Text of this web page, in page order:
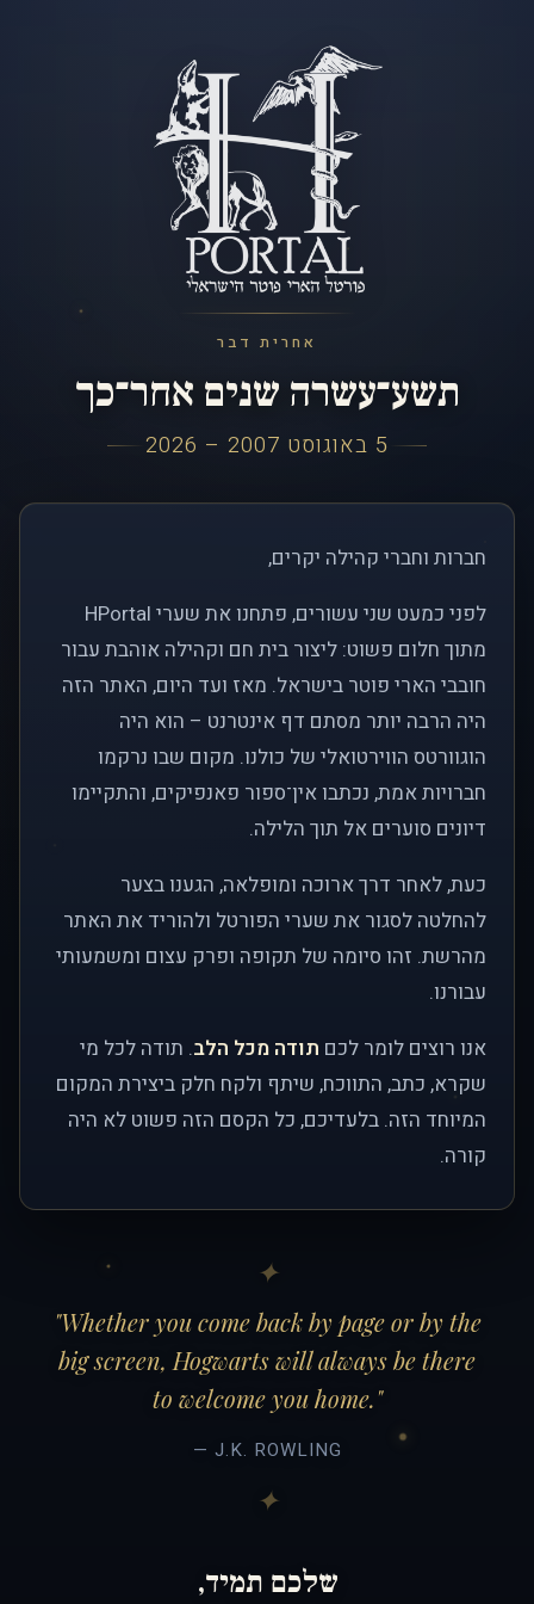
אחרית דבר
תשע־עשרה שנים אחר־כך
5 באוגוסט 2007 – 2026
חברות וחברי קהילה יקרים,
לפני כמעט שני עשורים, פתחנו את שערי HPortal
מתוך חלום פשוט: ליצור בית חם וקהילה אוהבת עבור
חובבי הארי פוטר בישראל. מאז ועד היום, האתר הזה
היה הרבה יותר מסתם דף אינטרנט – הוא היה
הוגוורטס הווירטואלי של כולנו. מקום שבו נרקמו
חברויות אמת, נכתבו אין־ספור פאנפיקים, והתקיימו
דיונים סוערים אל תוך הלילה.
כעת, לאחר דרך ארוכה ומופלאה, הגענו בצער
להחלטה לסגור את שערי הפורטל ולהוריד את האתר
מהרשת. זהו סיומה של תקופה ופרק עצום ומשמעותי
עבורנו.
אנו רוצים לומר לכם תודה מכל הלב. תודה לכל מי
שקרא, כתב, התווכח, שיתף ולקח חלק ביצירת המקום
המיוחד הזה. בלעדיכם, כל הקסם הזה פשוט לא היה
קורה.
"Whether you come back by page or by the
big screen, Hogwarts will always be there
to welcome you home."
— J.K. ROWLING
שלכם תמיד,